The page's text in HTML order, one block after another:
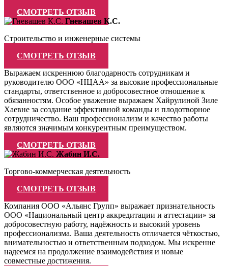
СМОТРЕТЬ ОТЗЫВ
Гневашев К.С.
Строительство и инженерные системы
СМОТРЕТЬ ОТЗЫВ
Выражаем искреннюю благодарность сотрудникам и
руководителю ООО «НЦАА» за высокие профессиональные
стандарты, ответственное и добросовестное отношение к
обязанностям. Особое уважение выражаем Хайрулиной Зиле
Хаевне за создание эффективной команды и плодотворное
сотрудничество. Ваш профессионализм и качество работы
являются значимым конкурентным преимуществом.
СМОТРЕТЬ ОТЗЫВ
Жабин И.С.
Торгово-коммерческая деятельность
СМОТРЕТЬ ОТЗЫВ
Компания ООО «Альянс Групп» выражает признательность
ООО «Национальный центр аккредитации и аттестации» за
добросовестную работу, надёжность и высокий уровень
профессионализма. Ваша деятельность отличается чёткостью,
внимательностью и ответственным подходом. Мы искренне
надеемся на продолжение взаимодействия и новые
совместные достижения.